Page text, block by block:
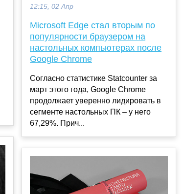
12:15, 02 Апр
Microsoft Edge стал вторым по
популярности браузером на
настольных компьютерах после
Google Chrome
Согласно статистике Statcounter за
март этого года, Google Chrome
продолжает уверенно лидировать в
сегменте настольных ПК – у него
67,29%. Прич...